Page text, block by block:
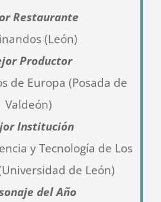
Restaurante
(León)
Productor
de Europa (Posada de
Valdeón)
Institución
y Tecnología de Los
de León)
del Año